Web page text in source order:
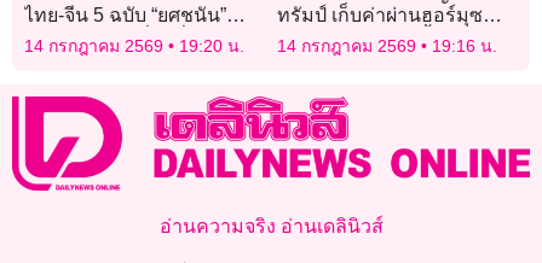
ไทย-จีน 5 ฉบับ “ยศชนัน”
เตรียมลงนามที่ปักกิ่ง ดันไทย
สู่เทคโนโลยีแห่งอนาคต
14 กรกฎาคม 2569 19:20 น.
ทรัมป์ เก็บค่าผ่านฮอร์มุซ
20% ผิดหลักน่านน้ำสากล
14 กรกฎาคม 2569 19:16 น.
อ่านความจริง อ่านเดลินิวส์